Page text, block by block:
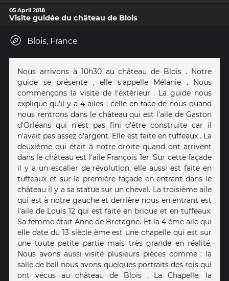
05 April 2018
Visite guidée du château de Blois
Blois, France
Nous arrivons à 10h30 au château de Blois . Notre
guide se présente , elle s'appelle Mélanie . Nous
commençons la visite de l'extérieur . La guide nous
explique qu'il y a 4 ailes : celle en face de nous quand
nous rentrons dans le château qui est l'aile de Gaston
d'Orléans qui n'est pas fini d'être construite car il
n'avait pas assez d'argent. Elle est faite en tuffeaux . La
deuxième qui était à notre droite quand ont arrivent
dans le château est l'aile François 1er. Sur cette façade
il y a un escalier de révolution, elle aussi est faite en
tuffeaux et sur la première façade en entrant dans le
château il y a sa statue sur un cheval. La troisième aile
qui est à notre gauche et derrière nous en entrant est
l'aile de Louis 12 qui est faite en brique et en tuffeaux.
Sa femme était Anne de Bretagne. Et la 4 ème aile qui
elle date du 13 siècle ème est une chapelle qui est sur
une toute petite partie mais très grande en réalité.
Nous avons aussi visité plusieurs pièces comme : la
salle de ball nous avons quelques portraits des rois qui
ont vécus au château de Blois , La Chapelle, la